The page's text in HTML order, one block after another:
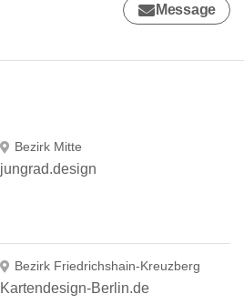
Message
Bezirk Mitte
jungrad.design
Bezirk Friedrichshain-Kreuzberg
Kartendesign-Berlin.de